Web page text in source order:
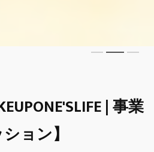
| 事業
ョン】